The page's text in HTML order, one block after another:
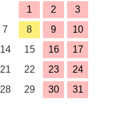
1
2
3
7 8 9
10
14 15 16
17
21 22 23
24
28 29 30 31